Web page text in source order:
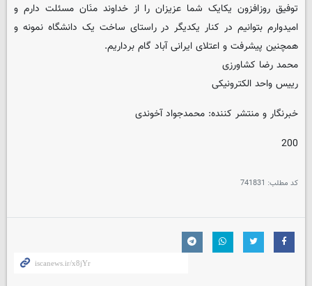
توفیق روزافزون یکایک شما عزیزان را از خداوند منَان مسئلت دارم و
امیدوارم بتوانیم در کنار یکدیگر در راستای ساخت یک دانشگاه نمونه و
همچنین پیشرفت و اعتلای ایرانی آباد گام برداریم.
محمد رضا کشاورزی
رییس واحد الکترونیکی
خبرنگار و منتشر کننده: محمدجواد آخوندی
200
کد مطلب: 741831